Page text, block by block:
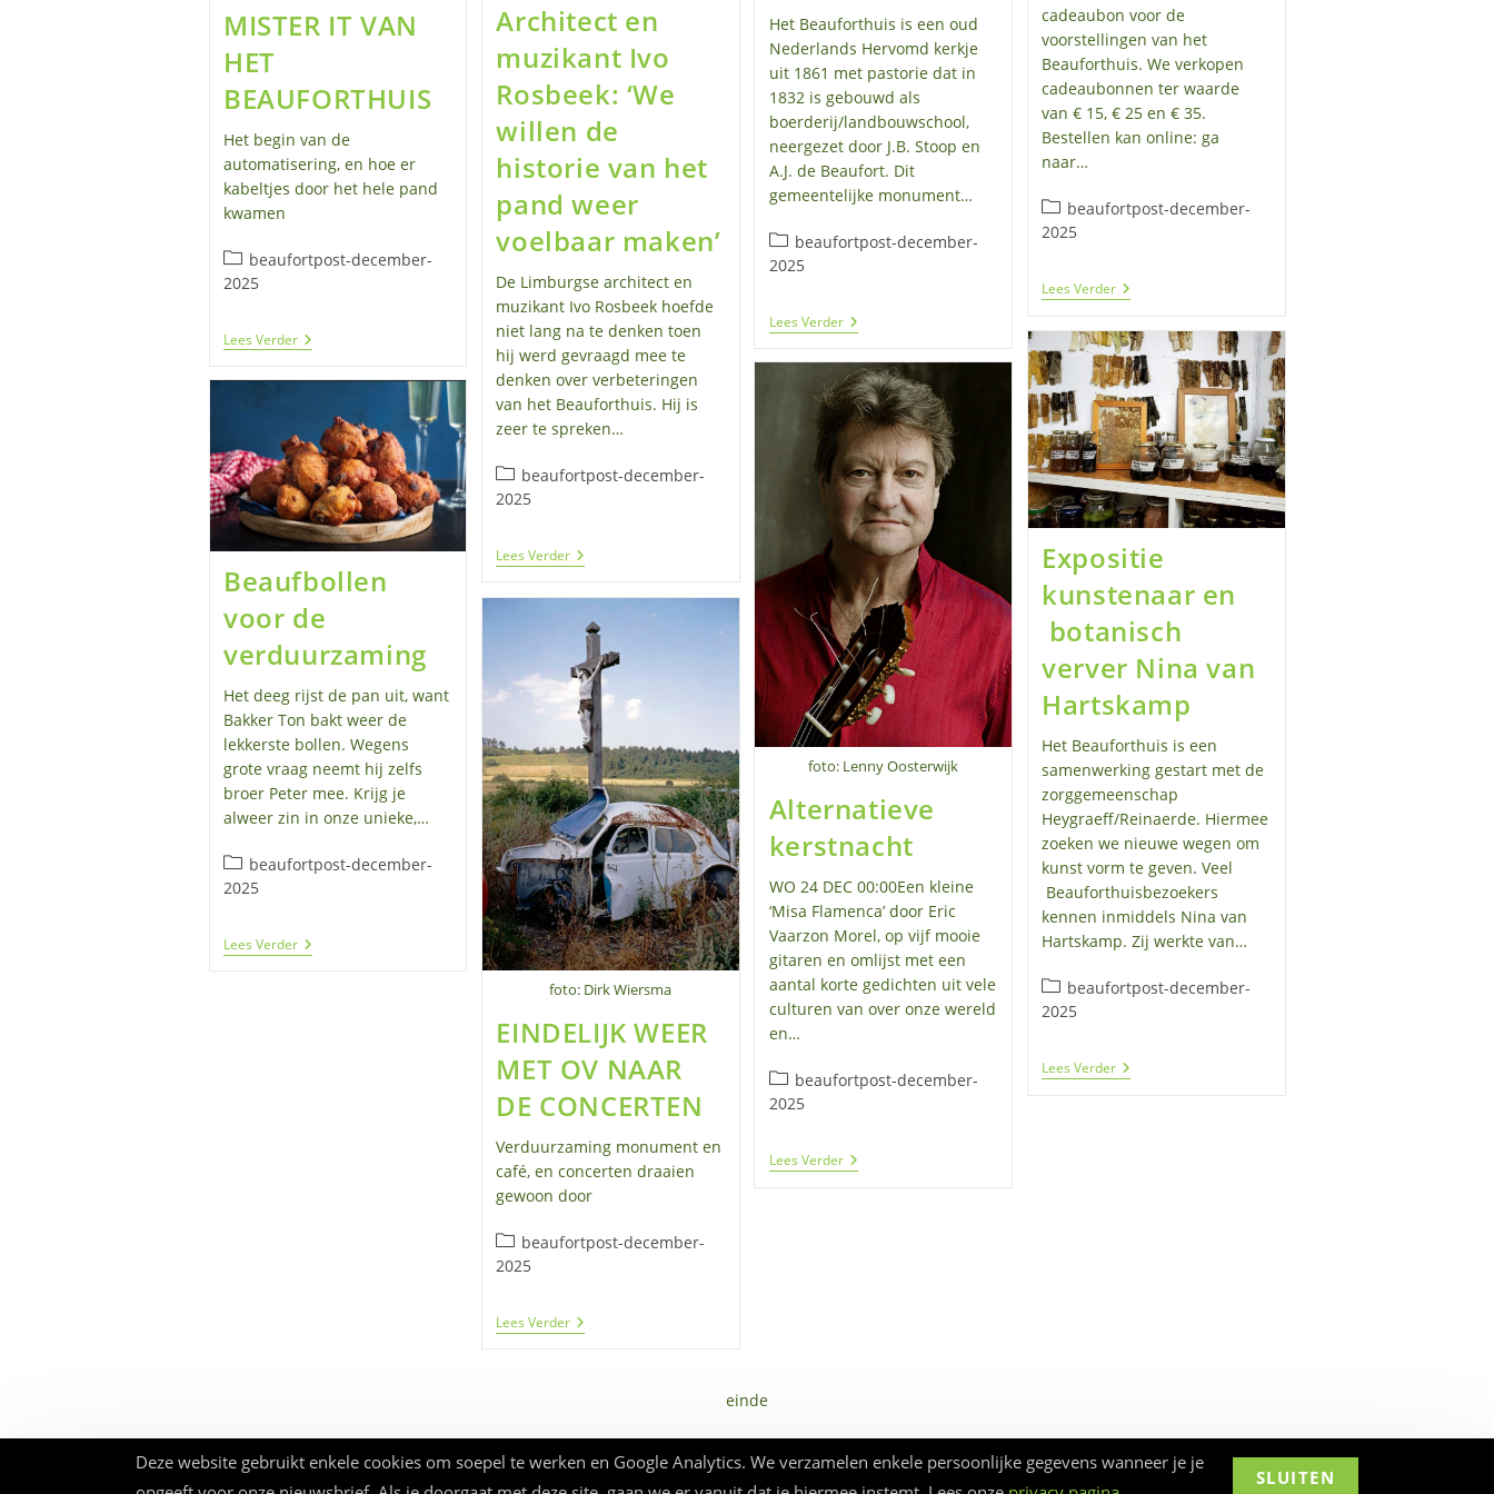
MISTER IT VAN
HET
BEAUFORTHUIS
Het begin van de
automatisering, en hoe er
kabeltjes door het hele pand
kwamen
Berichtcategorie:
beaufortpost-december-
2025
Lees VerderFRANK
EN
MISTER
IT
VAN
HET
BEAUFORTHUIS
Architect en
muzikant Ivo
Rosbeek: ‘We
willen de
historie van het
pand weer
voelbaar maken’
De Limburgse architect en
muzikant Ivo Rosbeek hoefde
niet lang na te denken toen
hij werd gevraagd mee te
denken over verbeteringen
van het Beauforthuis. Hij is
zeer te spreken…
Berichtcategorie:
beaufortpost-december-
2025
Lees VerderArchitect
En
Rosbeek:
‘We
Willen
De
Historie
Van
Het
Pand
Weer
Voelbaar
Maken’
Het Beauforthuis is een oud
Nederlands Hervomd kerkje
uit 1861 met pastorie dat in
1832 is gebouwd als
boerderij/landbouwschool,
neergezet door J.B. Stoop en
A.J. de Beaufort. Dit
gemeentelijke monument…
Berichtcategorie:
beaufortpost-december-
2025
Lees VerderCULTUREEL
IN
DUURZAAM
MONUMENT
cadeaubon voor de
voorstellingen van het
Beauforthuis. We verkopen
cadeaubonnen ter waarde
van € 15, € 25 en € 35.
Bestellen kan online: ga
naar…
Berichtcategorie:
beaufortpost-december-
2025
Lees VerderCadeaubon
Expositie
kunstenaar en
botanisch
verver Nina van
Hartskamp
Het Beauforthuis is een
samenwerking gestart met de
zorggemeenschap
Heygraeff/Reinaerde. Hiermee
zoeken we nieuwe wegen om
kunst vorm te geven. Veel
Beauforthuisbezoekers
kennen inmiddels Nina van
Hartskamp. Zij werkte van…
Berichtcategorie:
beaufortpost-december-
2025
Lees VerderExpositie
Kunstenaar
foto: Lenny Oosterwijk
Alternatieve
kerstnacht
WO 24 DEC 00:00Een kleine
‘Misa Flamenca’ door Eric
Vaarzon Morel, op vijf mooie
gitaren en omlijst met een
aantal korte gedichten uit vele
culturen van over onze wereld
en…
Berichtcategorie:
beaufortpost-december-
2025
Lees VerderAlternatieve
Kerstnacht
Beaufbollen
voor de
verduurzaming
Het deeg rijst de pan uit, want
Bakker Ton bakt weer de
lekkerste bollen. Wegens
grote vraag neemt hij zelfs
broer Peter mee. Krijg je
alweer zin in onze unieke,…
Berichtcategorie:
beaufortpost-december-
2025
Lees VerderBeaufbollen
Voor
foto: Dirk Wiersma
EINDELIJK WEER
MET OV NAAR
DE CONCERTEN
Verduurzaming monument en
café, en concerten draaien
gewoon door
Berichtcategorie:
beaufortpost-december-
2025
Lees VerderEINDELIJK
WEER
einde
Deze website gebruikt enkele cookies om soepel te werken en Google Analytics. We verzamelen enkele persoonlijke gegevens wanneer je je
SLUITEN